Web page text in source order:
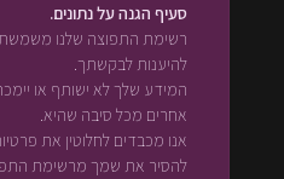
סעיף הגנה על נתונים.
רשימת התפוצה שלנו משמשת
להיענות לבקשתך.
המידע שלך לא ישותף או
אחרים מכל סיבה שהיא.
אנו מכבדים לחלוטין את
להסיר את שמך מרשימת